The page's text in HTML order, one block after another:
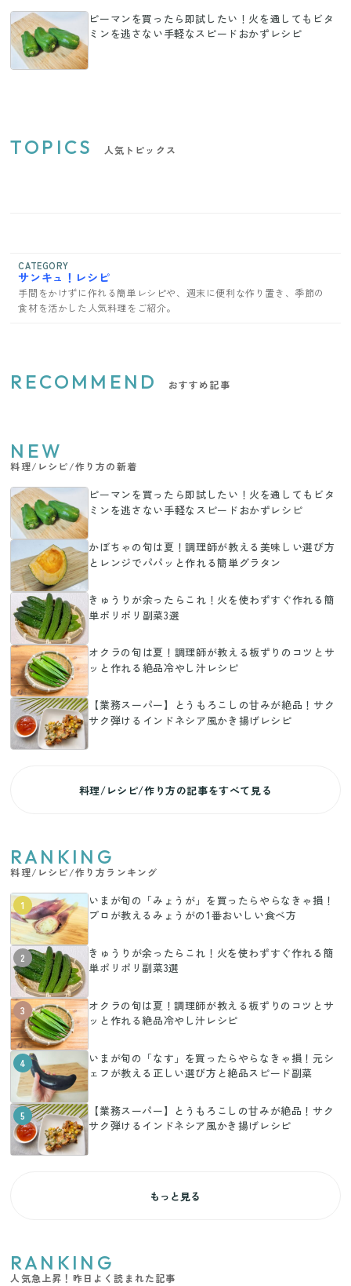
ピーマンを買ったら即試したい！火を通してもビタ
ミンを逃さない手軽なスピードおかずレシピ
TOPICS 人気トピックス
CATEGORY
サンキュ！レシピ
手間をかけずに作れる簡単レシピや、週末に便利な作り置き、季節の
食材を活かした人気料理をご紹介。
RECOMMEND おすすめ記事
NEW
料理/レシピ/作り方の新着
ピーマンを買ったら即試したい！火を通してもビタ
ミンを逃さない手軽なスピードおかずレシピ
かぼちゃの旬は夏！調理師が教える美味しい選び方
とレンジでパパッと作れる簡単グラタン
きゅうりが余ったらこれ！火を使わずすぐ作れる簡
単ポリポリ副菜3選
オクラの旬は夏！調理師が教える板ずりのコツとサ
ッと作れる絶品冷やし汁レシピ
【業務スーパー】とうもろこしの甘みが絶品！サク
サク弾けるインドネシア風かき揚げレシピ
料理/レシピ/作り方の記事をすべて見る
RANKING
料理/レシピ/作り方ランキング
1
いまが旬の「みょうが」を買ったらやらなきゃ損！
プロが教えるみょうがの1番おいしい食べ方
2
きゅうりが余ったらこれ！火を使わずすぐ作れる簡
単ポリポリ副菜3選
3
オクラの旬は夏！調理師が教える板ずりのコツとサ
ッと作れる絶品冷やし汁レシピ
4
いまが旬の「なす」を買ったらやらなきゃ損！元シ
ェフが教える正しい選び方と絶品スピード副菜
5
【業務スーパー】とうもろこしの甘みが絶品！サク
サク弾けるインドネシア風かき揚げレシピ
もっと見る
RANKING
人気急上昇！昨日よく読まれた記事